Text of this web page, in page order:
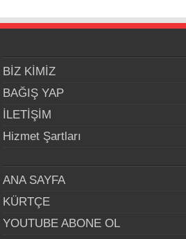
BİZ KİMİZ
BAĞIŞ YAP
İLETİŞİM
Hizmet Şartları
ANA SAYFA
KÜRTÇE
YOUTUBE ABONE OL